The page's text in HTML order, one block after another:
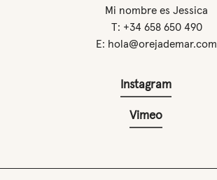
Mi nombre es Jessica
T: +34 658 650 490
E: hola@orejademar.com
Instagram
Vimeo